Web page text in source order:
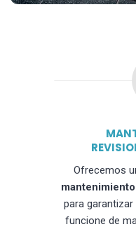
Ofrecemos
para
funcione de